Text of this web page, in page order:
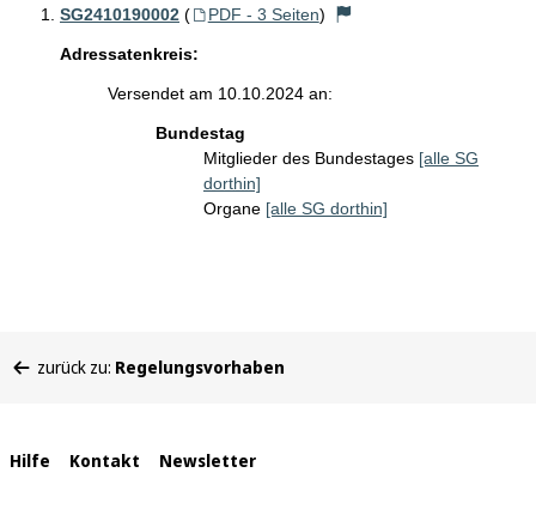
SG2410190002 ( PDF - 3 Seiten)
Adressatenkreis:
Versendet am 10.10.2024 an:
Bundestag
Mitglieder des Bundestages [alle SG
dorthin]
Organe [alle SG dorthin]
befinden
zurück zu: Regelungsvorhaben
Interne
Hilfe Kontakt Newsletter